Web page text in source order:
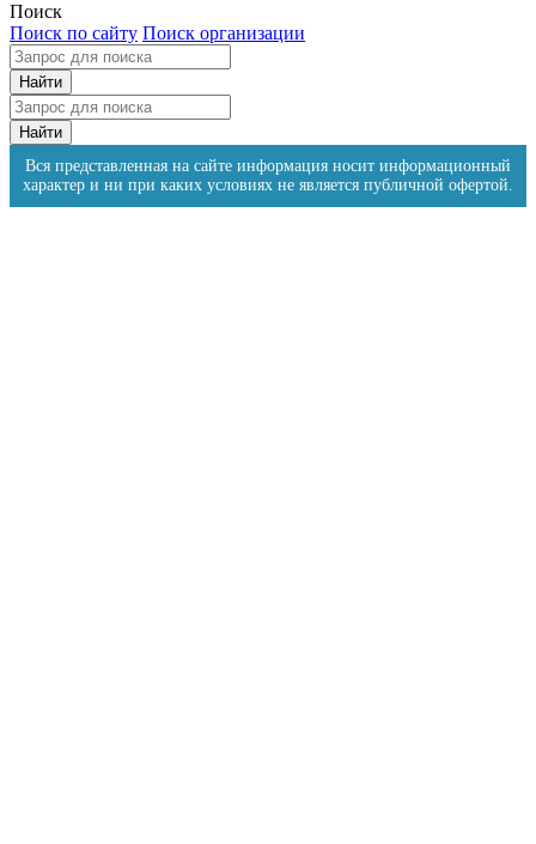
Поиск
Поиск по сайту Поиск организации
Вся представленная на сайте информация носит информационный
характер и ни при каких условиях не является публичной офертой.